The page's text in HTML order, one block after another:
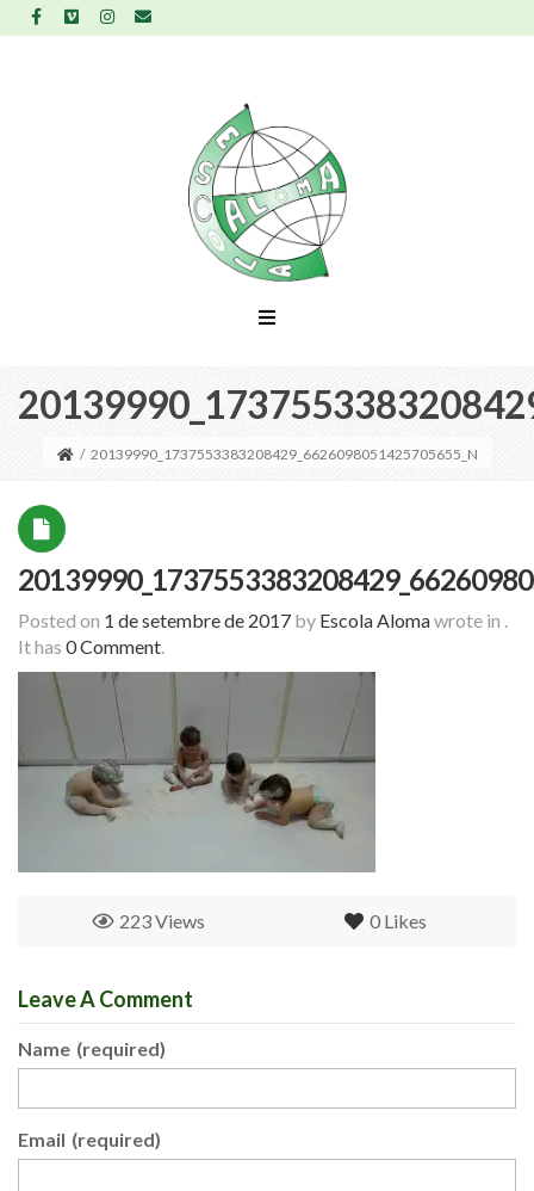
/ 20139990_1737553383208429_6626098051425705655_N
Posted on 1 de setembre de 2017 by Escola Alomawrote in .
It has 0 Comment.
0 Likes
223 Views
Leave A Comment
Name (required)
Email (required)